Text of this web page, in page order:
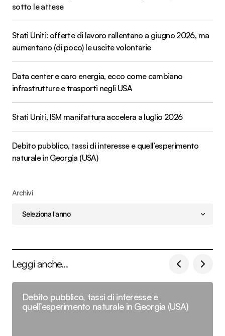
sotto le attese
Stati Uniti: offerte di lavoro rallentano a giugno 2026, ma
aumentano (di poco) le uscite volontarie
Data center e caro energia, ecco come cambiano
infrastrutture e trasporti negli USA
Stati Uniti, ISM manifattura accelera a luglio 2026
Debito pubblico, tassi di interesse e quell’esperimento
naturale in Georgia (USA)
Archivi
Leggi anche...
Debito pubblico, tassi di interesse e
quell’esperimento naturale in Georgia (USA)